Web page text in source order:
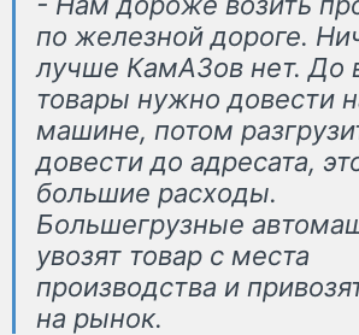
по железной дороге.
лучше КамАЗов нет. До
товары нужно довести
машине, потом
довести до адресата,
большие расходы.
Большегрузные
увозят товар с места
производства и
на рынок.